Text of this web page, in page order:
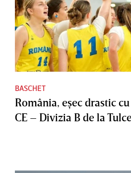
BASCHET
România, eşec drastic
CE – Divizia B de la